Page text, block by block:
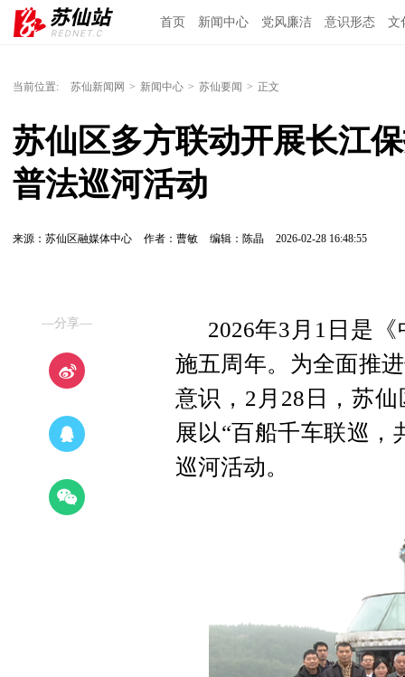
首页 新闻中心 党风廉洁 意识形态 文
当前位置: 苏仙新闻网 > 新闻中心 > 苏仙要闻 > 正文
苏仙区多方联动开展长江
普法巡河活动
来源：苏仙区融媒体中心 作者：曹敏 编辑：陈晶 2026-02-28 16:48:55
—分享—
2026年3月1日是
施五周年。为全面推
意识，2月28日，苏
展以“百船千车联巡，
巡河活动。